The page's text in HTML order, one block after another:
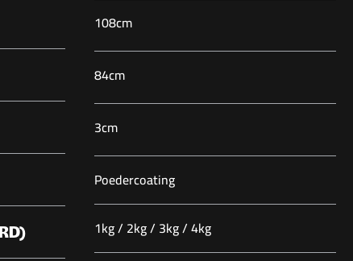
108cm
84cm
3cm
Poedercoating
1kg / 2kg / 3kg / 4kg